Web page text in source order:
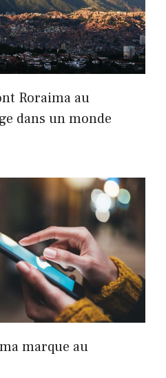
Roraima au
dans un monde
marque au